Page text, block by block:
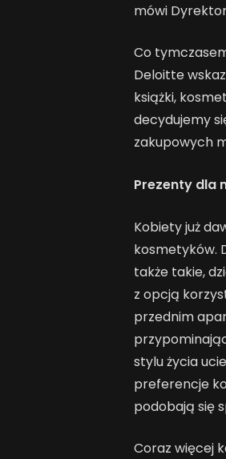
mówi
Co
Deloitte
książki,
decydujemy
zakupowych
Prezenty dla
Kobiety już
kosmetyków.
także takie,
z opcją
przednim
stylu życia
preferencje
podobają się
Coraz więcej